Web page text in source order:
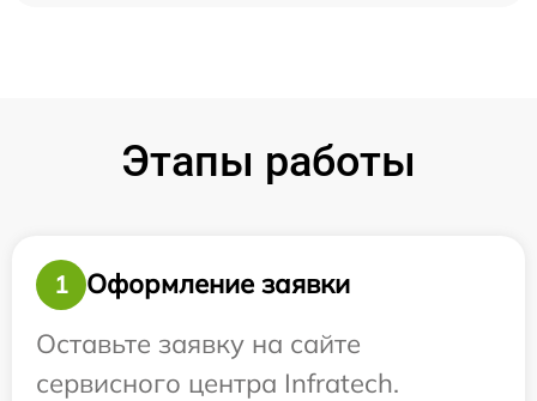
Этапы работы
1
Оформление заявки
Оставьте заявку на сайте
сервисного центра Infratech.